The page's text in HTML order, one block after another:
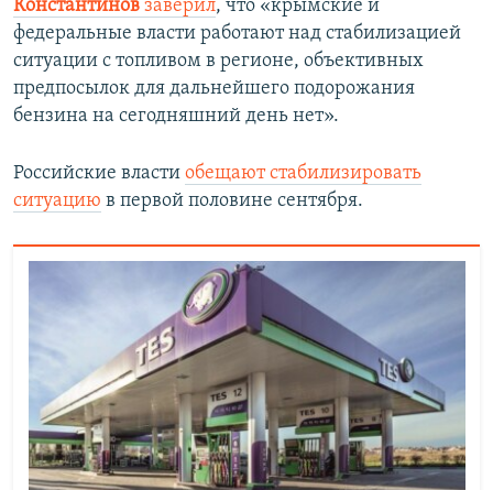
Константинов заверил, что «крымские и
федеральные власти работают над стабилизацией
ситуации с топливом в регионе, объективных
предпосылок для дальнейшего подорожания
бензина на сегодняшний день нет».
Российские власти обещают стабилизировать
ситуацию в первой половине сентября.